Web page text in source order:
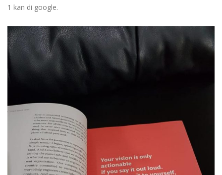
1 kan di google.